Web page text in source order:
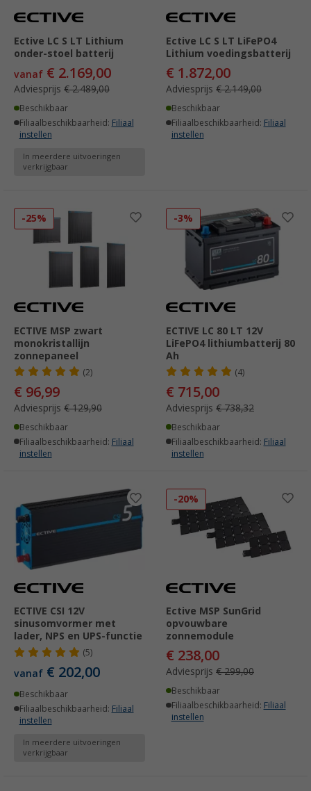
Ective LC S LT Lithium
onder-stoel batterij
vanaf € 2.169,00
Adviesprijs € 2.489,00
Beschikbaar
Filiaalbeschikbaarheid: Filiaal
instellen
In meerdere uitvoeringen
verkrijgbaar
Ective LC S LT LiFePO4
Lithium voedingsbatterij
€ 1.872,00
Adviesprijs € 2.149,00
Beschikbaar
Filiaalbeschikbaarheid: Filiaal
instellen
-25%
ECTIVE MSP zwart
monokristallijn
zonnepaneel
(2)
€ 96,99
Adviesprijs € 129,90
Beschikbaar
Filiaalbeschikbaarheid: Filiaal
instellen
-3%
ECTIVE LC 80 LT 12V
LiFePO4 lithiumbatterij 80
Ah
(4)
€ 715,00
Adviesprijs € 738,32
Beschikbaar
Filiaalbeschikbaarheid: Filiaal
instellen
ECTIVE CSI 12V
sinusomvormer met
lader, NPS en UPS-functie
(5)
vanaf € 202,00
Beschikbaar
Filiaalbeschikbaarheid: Filiaal
instellen
In meerdere uitvoeringen
verkrijgbaar
-20%
Ective MSP SunGrid
opvouwbare
zonnemodule
€ 238,00
Adviesprijs € 299,00
Beschikbaar
Filiaalbeschikbaarheid: Filiaal
instellen